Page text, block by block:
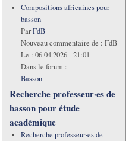
Compositions africaines pour
basson
ParFdB
Nouveau commentaire de : FdB
Le : 06.04.2026 - 21:01
Dans le forum :
Basson
Recherche professeur·es de
basson pour étude
académique
Recherche professeur·es de